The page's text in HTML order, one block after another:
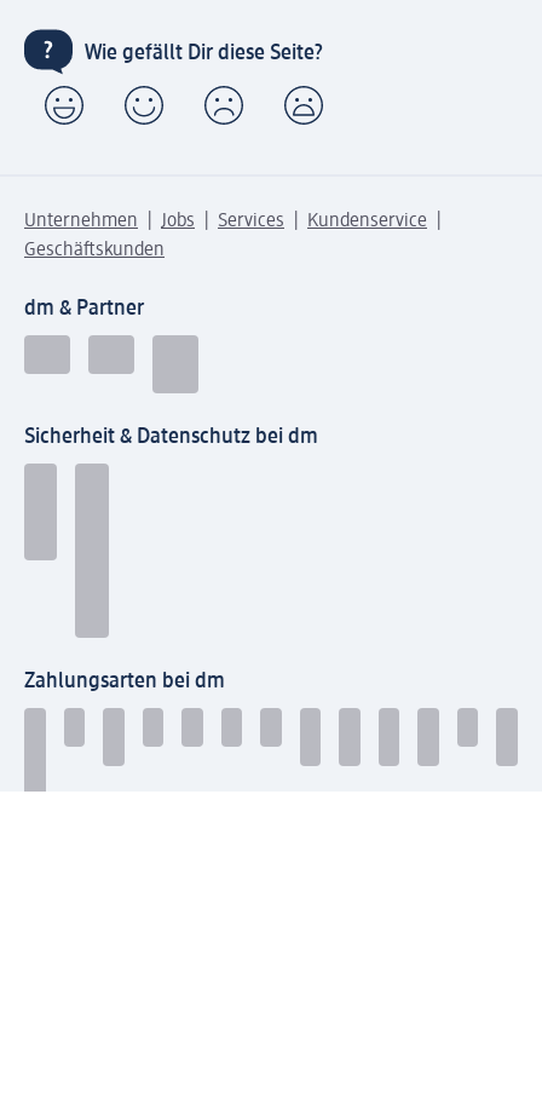
Wie gefällt Dir diese Seite?
Unternehmen Jobs Services
Kundenservice
Geschäftskunden
dm & Partner
Sicherheit & Datenschutz bei dm
Zahlungsarten bei dm